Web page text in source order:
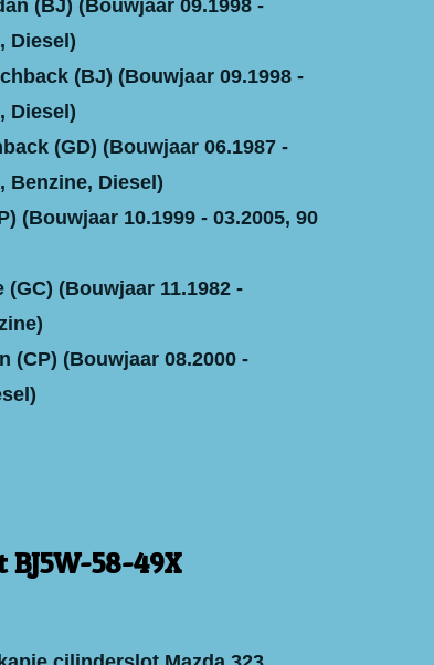
(BJ) (Bouwjaar 09.1998 -
Diesel)
(BJ) (Bouwjaar 09.1998 -
Diesel)
(GD) (Bouwjaar 06.1987 -
Benzine, Diesel)
(Bouwjaar 10.1999 - 03.2005, 90
(GC) (Bouwjaar 11.1982 -
(CP) (Bouwjaar 08.2000 -
58-49X